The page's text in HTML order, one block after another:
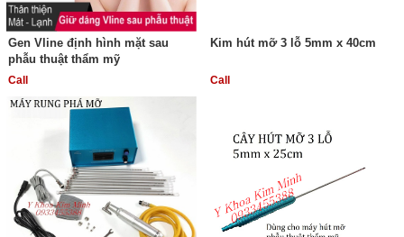
Gen Vline định hình mặt sau
phẫu thuật thẩm mỹ
Call
Kim hút mỡ 3 lỗ 5mm x 40cm
Call